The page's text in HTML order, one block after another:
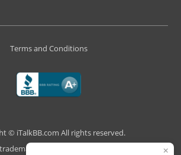
Terms and Conditions
© iTalkBB.com All rights reserved.
of iTalk Global Communications, Inc.,
×